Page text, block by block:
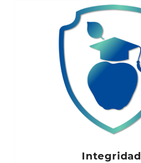
Integridad